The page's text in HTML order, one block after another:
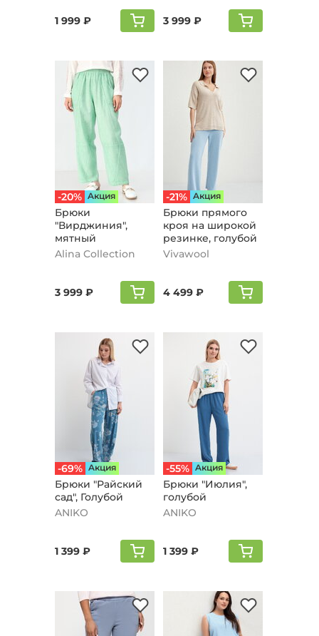
1 999 ₽ 3 999 ₽
-20% Aкция
Брюки
"Вирджиния",
мятный
Alina Collection
3 999 ₽
-21% Aкция
Брюки прямого
кроя на широкой
резинке, голубой
Vivawool
4 499 ₽
-69% Aкция
Брюки "Райский
сад", Голубой
ANIKO
1 399 ₽
-55% Aкция
Брюки "Июлия",
голубой
ANIKO
1 399 ₽